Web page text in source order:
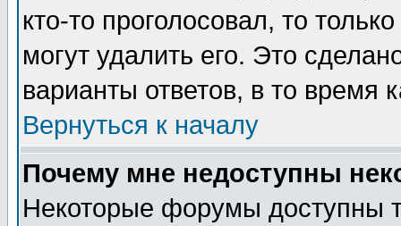
кто-то проголосовал, то
могут удалить его. Это
варианты ответов, в то время
Вернуться к началу
Почему мне недоступны
Некоторые форумы доступны